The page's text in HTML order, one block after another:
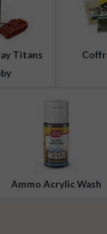
Titans
Ammo Acrylic Wash